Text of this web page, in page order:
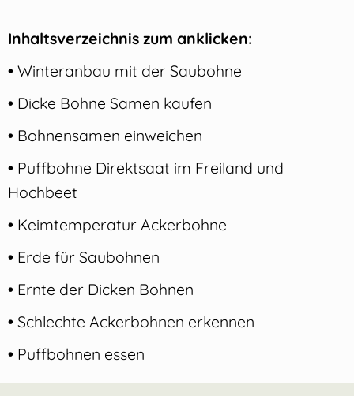
Inhaltsverzeichnis zum anklicken:
• Winteranbau mit der Saubohne
• Dicke Bohne Samen kaufen
• Bohnensamen einweichen
• Puffbohne Direktsaat im Freiland und
Hochbeet
• Keimtemperatur Ackerbohne
• Erde für Saubohnen
• Ernte der Dicken Bohnen
• Schlechte Ackerbohnen erkennen
• Puffbohnen essen